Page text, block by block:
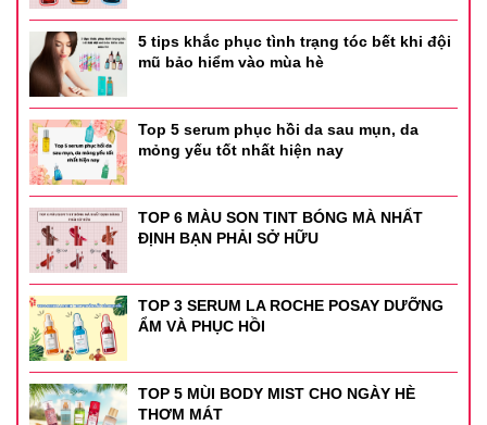
5 tips khắc phục tình trạng tóc bết khi đội
mũ bảo hiểm vào mùa hè
Top 5 serum phục hồi da sau mụn, da
mỏng yếu tốt nhất hiện nay
TOP 6 MÀU SON TINT BÓNG MÀ NHẤT
ĐỊNH BẠN PHẢI SỞ HỮU
TOP 3 SERUM LA ROCHE POSAY DƯỠNG
ẨM VÀ PHỤC HỒI
TOP 5 MÙI BODY MIST CHO NGÀY HÈ
THƠM MÁT